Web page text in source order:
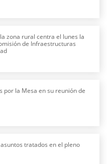
zona rural centra el lunes la
de Infraestructuras
por la Mesa en su reunión de
tratados en el pleno